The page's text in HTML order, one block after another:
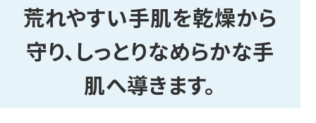
荒れやすい手肌を乾燥から
守り、しっとりなめらかな手
肌へ導きます。